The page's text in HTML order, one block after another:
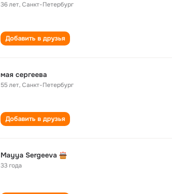
36 лет,Санкт-Петербург
Добавить в друзья
мая сергеева
55 лет,Санкт-Петербург
Добавить в друзья
Mayya Sergeeva
33 года